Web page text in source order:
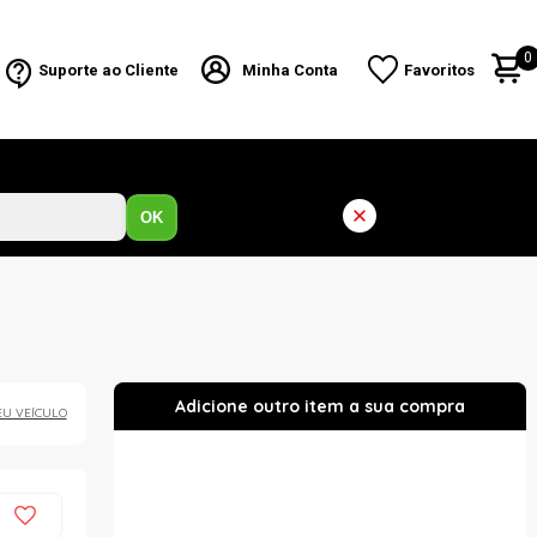
Suporte ao Cliente Minha Conta Favoritos
0
OK
VEÍCULO